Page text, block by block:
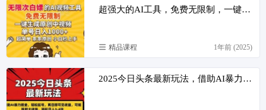
超强大的AI工具，免费无限制，一键生成原创中视频，单号日入1000+，小…
精品课程 1年前 (2025)
2025今日头条最新玩法，借助AI暴力掘金，轻松起号，两日即可见收益，可…